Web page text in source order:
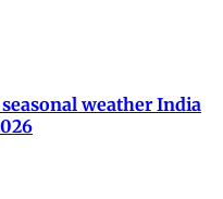
weather India